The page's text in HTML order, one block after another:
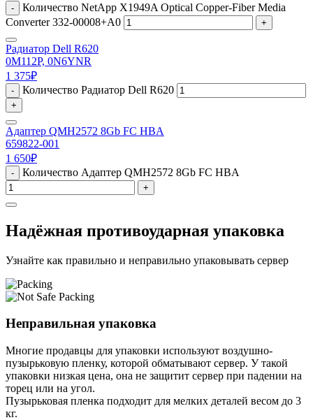
-
Количество NetApp X1949A Optical Copper-Fiber Media
Converter 332-00008+A0
+
Радиатор Dell R620
0M112P, 0N6YNR
1 375₽
- Количество Радиатор Dell R620
+
Адаптер QMH2572 8Gb FC HBA
659822-001
1 650₽
- Количество Адаптер QMH2572 8Gb FC HBA
+
Надёжная противоударная упаковка
Узнайте как правильно и неправильно упаковывать сервер
Неправильная упаковка
Многие продавцы для упаковки используют воздушно-
пузырьковую пленку, которой обматывают сервер. У такой
упаковки низкая цена, она не защитит сервер при падении на
торец или на угол.
Пузырьковая пленка подходит для мелких деталей весом до 3
кг.